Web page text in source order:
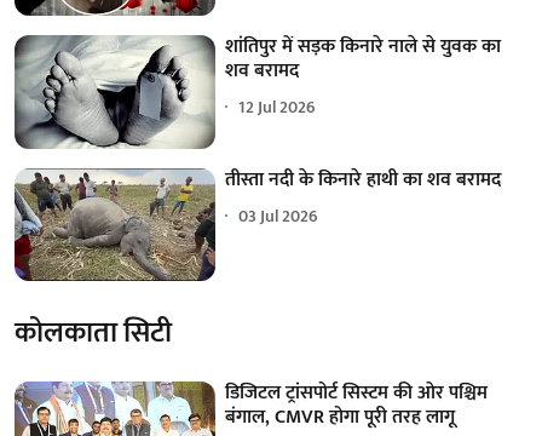
शांतिपुर में सड़क किनारे नाले से युवक का
शव बरामद
12 Jul 2026
तीस्ता नदी के किनारे हाथी का शव बरामद
03 Jul 2026
कोलकाता सिटी
डिजिटल ट्रांसपोर्ट सिस्टम की ओर पश्चिम
बंगाल, CMVR होगा पूरी तरह लागू